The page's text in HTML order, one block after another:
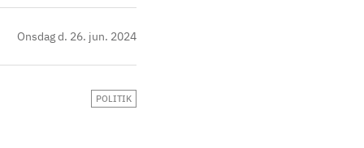
Onsdag d. 26. jun. 2024
POLITIK